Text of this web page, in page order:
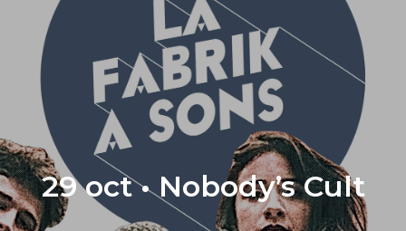
29 oct • Nobody’s Cult